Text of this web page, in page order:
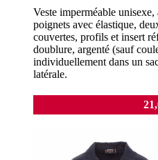
Veste imperméable
poignets avec élastique,
couvertes, profils et insert
doublure, argenté (sauf
individuellement dans un
latérale.